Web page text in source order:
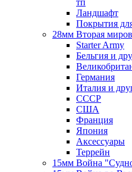
тп
Ландшафт
Покрытия
28мм Вторая
Starter Army
Бельгия и
Германия
Италия и
СССР
США
Франция
Япония
Аксессуары
Террейн
15мм Война